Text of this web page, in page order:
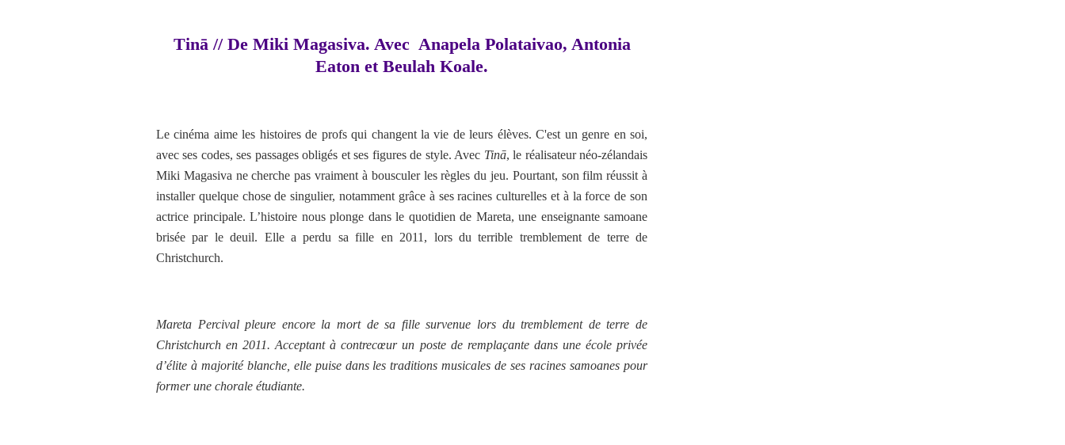
Tinā // De Miki Magasiva. Avec Anapela Polataivao, Antonia
Eaton et Beulah Koale.
Le cinéma aime les histoires de profs qui changent la vie de leurs élèves. C'est un genre en soi,
avec ses codes, ses passages obligés et ses figures de style. Avec Tinā, le réalisateur néo-zélandais
Miki Magasiva ne cherche pas vraiment à bousculer les règles du jeu. Pourtant, son film réussit à
installer quelque chose de singulier, notamment grâce à ses racines culturelles et à la force de son
actrice principale. L’histoire nous plonge dans le quotidien de Mareta, une enseignante samoane
brisée par le deuil. Elle a perdu sa fille en 2011, lors du terrible tremblement de terre de
Christchurch.
Mareta Percival pleure encore la mort de sa fille survenue lors du tremblement de terre de
Christchurch en 2011. Acceptant à contrecœur un poste de remplaçante dans une école privée
d’élite à majorité blanche, elle puise dans les traditions musicales de ses racines samoanes pour
former une chorale étudiante.